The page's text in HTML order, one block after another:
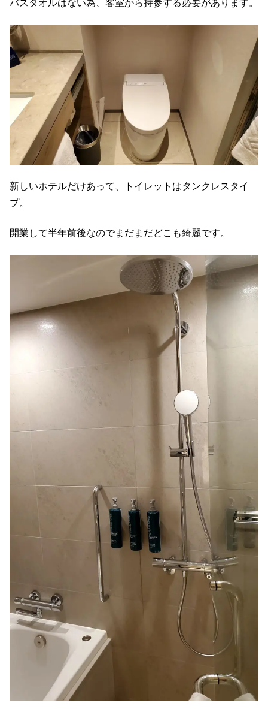
バスタオルはない為、客室から持参する必要があります。
新しいホテルだけあって、トイレットはタンクレスタイ
プ。
開業して半年前後なのでまだまだどこも綺麗です。